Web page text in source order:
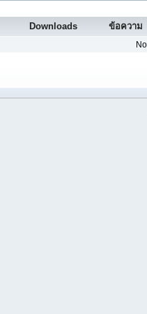
Downloads ข้อความ